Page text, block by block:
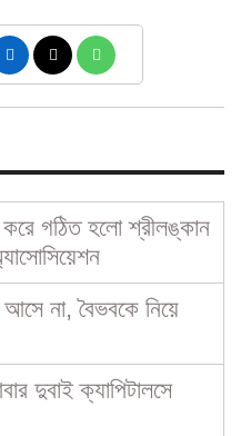
গঠিত হলো শ্রীলঙ্কান
না, বৈভবকে নিয়ে
দুবাই ক্যাপিটালসে